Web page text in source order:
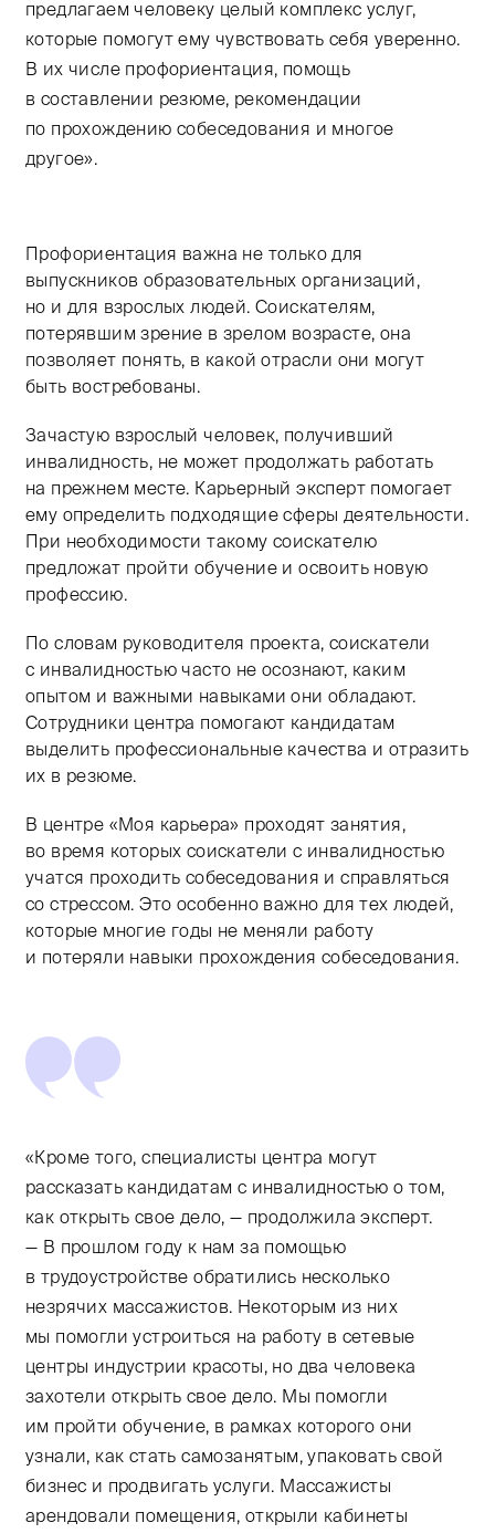
предлагаем человеку целый комплекс услуг,
которые помогут ему чувствовать себя уверенно.
В их числе профориентация, помощь
в составлении резюме, рекомендации
по прохождению собеседования и многое
другое».
Профориентация важна не только для
выпускников образовательных организаций,
но и для взрослых людей. Соискателям,
потерявшим зрение в зрелом возрасте, она
позволяет понять, в какой отрасли они могут
быть востребованы.
Зачастую взрослый человек, получивший
инвалидность, не может продолжать работать
на прежнем месте. Карьерный эксперт помогает
ему определить подходящие сферы деятельности.
При необходимости такому соискателю
предложат пройти обучение и освоить новую
профессию.
По словам руководителя проекта, соискатели
с инвалидностью часто не осознают, каким
опытом и важными навыками они обладают.
Сотрудники центра помогают кандидатам
выделить профессиональные качества и отразить
их в резюме.
В центре «Моя карьера» проходят занятия,
во время которых соискатели с инвалидностью
учатся проходить собеседования и справляться
со стрессом. Это особенно важно для тех людей,
которые многие годы не меняли работу
и потеряли навыки прохождения собеседования.
«Кроме того, специалисты центра могут
рассказать кандидатам с инвалидностью о том,
как открыть свое дело, — продолжила эксперт.
— В прошлом году к нам за помощью
в трудоустройстве обратились несколько
незрячих массажистов. Некоторым из них
мы помогли устроиться на работу в сетевые
центры индустрии красоты, но два человека
захотели открыть свое дело. Мы помогли
им пройти обучение, в рамках которого они
узнали, как стать самозанятым, упаковать свой
бизнес и продвигать услуги. Массажисты
арендовали помещения, открыли кабинеты